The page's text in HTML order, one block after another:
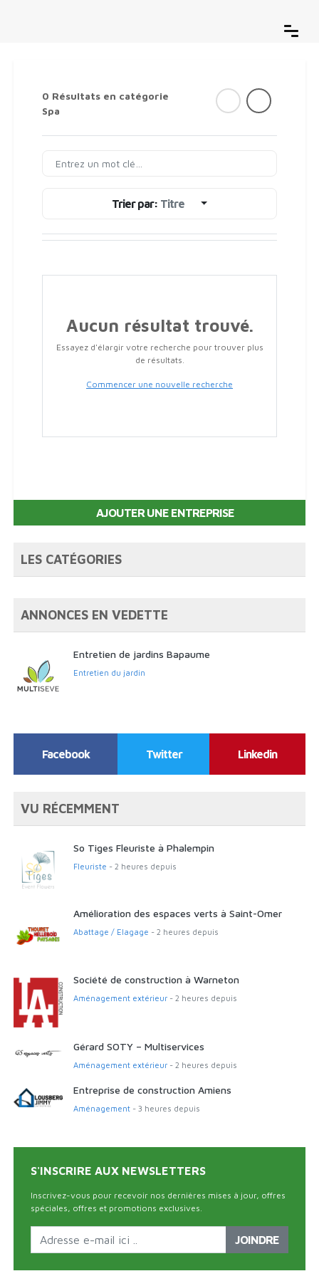
0 Résultats en catégorie
Spa
Trier par: Titre
Aucun résultat trouvé.
Essayez d'élargir votre recherche pour trouver plus
de résultats.
Commencer une nouvelle recherche
AJOUTER UNE ENTREPRISE
LES CATÉGORIES
ANNONCES EN VEDETTE
Entretien de jardins Bapaume
Entretien du jardin
Facebook Twitter Linkedin
VU RÉCEMMENT
So Tiges Fleuriste à Phalempin
Fleuriste - 2 heures depuis
Amélioration des espaces verts à Saint-Omer
Abattage / Elagage - 2 heures depuis
Société de construction à Warneton
Aménagement extérieur- 2 heures depuis
Gérard SOTY – Multiservices
Aménagement extérieur- 2 heures depuis
Entreprise de construction Amiens
Aménagement- 3 heures depuis
S'INSCRIRE AUX NEWSLETTERS
Inscrivez-vous pour recevoir nos dernières mises à jour, offres
spéciales, offres et promotions exclusives.
JOINDRE